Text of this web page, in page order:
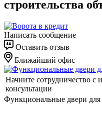
строительства
Написать сообщение
Оставить отзыв
Ближайший офис
Начните сотрудничество с
консультации
Функциональные двери